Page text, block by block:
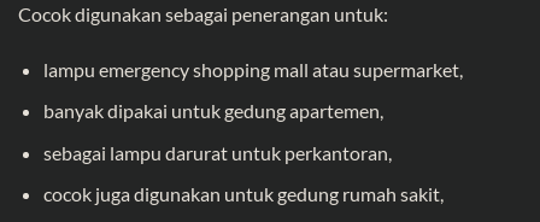
Cocok digunakan sebagai penerangan untuk:
lampu emergency shopping mall atau supermarket,
banyak dipakai untuk gedung apartemen,
sebagai lampu darurat untuk perkantoran,
cocok juga digunakan untuk gedung rumah sakit,